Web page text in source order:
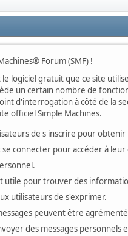
Forum (SMF) !
logiciel gratuit que ce site
un certain nombre de
d'interrogation à côté de la
officiel Simple Machines.
de s'inscrire pour obtenir
connecter pour accéder à leur
pour trouver des
utilisateurs de s'exprimer.
peuvent être
des messages personnels